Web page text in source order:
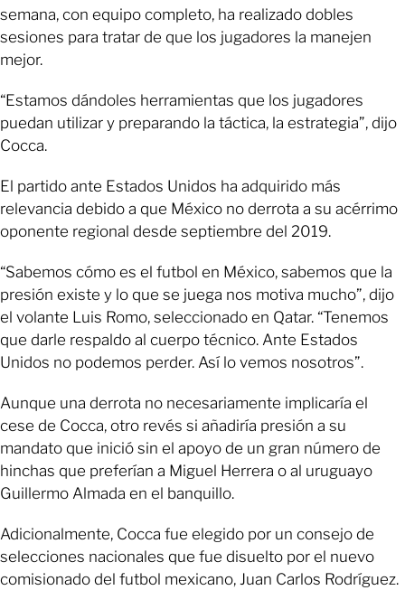
semana, con equipo completo, ha realizado dobles
sesiones para tratar de que los jugadores la manejen
mejor.
“Estamos dándoles herramientas que los jugadores
puedan utilizar y preparando la táctica, la estrategia”, dijo
Cocca.
El partido ante Estados Unidos ha adquirido más
relevancia debido a que México no derrota a su acérrimo
oponente regional desde septiembre del 2019.
“Sabemos cómo es el futbol en México, sabemos que la
presión existe y lo que se juega nos motiva mucho”, dijo
el volante Luis Romo, seleccionado en Qatar. “Tenemos
que darle respaldo al cuerpo técnico. Ante Estados
Unidos no podemos perder. Así lo vemos nosotros”.
Aunque una derrota no necesariamente implicaría el
cese de Cocca, otro revés si añadiría presión a su
mandato que inició sin el apoyo de un gran número de
hinchas que preferían a Miguel Herrera o al uruguayo
Guillermo Almada en el banquillo.
Adicionalmente, Cocca fue elegido por un consejo de
selecciones nacionales que fue disuelto por el nuevo
comisionado del futbol mexicano, Juan Carlos Rodríguez.